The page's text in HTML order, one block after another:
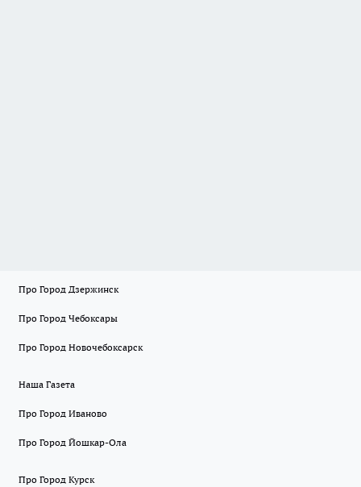
Про Город Дзержинск
Про Город Чебоксары
Про Город Новочебоксарск
Наша Газета
Про Город Иваново
Про Город Йошкар-Ола
Про Город Курск